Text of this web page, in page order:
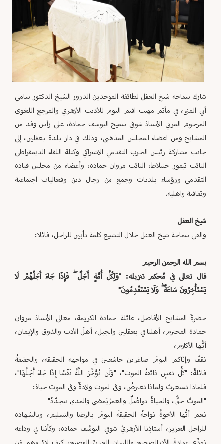
شارك سماحة شيخ العقل لطائفة الموحدين الدروز الشيخ الدكتور سامي
أبي المنى، في مأتم مهيب اقيم اليوم للأديب الأزهري والمرجع اللغوي
المرحوم المربي الأستاذ شوقي سميح اليوسف حمادة، على رأس وفد من
المشايخ ومن اعضاء المجلس المذهبي، وذلك في دار بلدة بعقلين، إلى
جانب مشاركة رئيس الحزب التقدمي الاشتراكي وكتلة اللقاء الديمقراطي
النائب تيمور جنبلاط، النائب مروان حمادة، وأعضاء من مجلس قيادة
التقدمي ورؤساء بلديات وجمع من رجال دين وفعاليات اجتماعية
وثقافية واهلية.
شيخ العقل
والقى سماحة شيخ العقل خلال التشييع كلمة تأبين للراحل، قائلا:
بسم الله الرحمن الرحيم
قال تعالى في مُحكم تنزيله: "وَلِكُلِّ أُمَّةٍ أَجَلٌ ۖ فَإِذَا جَاءَ أَجَلُهُمْ لَا
يَسْتَأْخِرُونَ سَاعَةً ۖ وَلَا يَسْتَقْدِمُونَ"
حضرةَ المشايخ الأفاضل، عائلة حمادة الكريمة، معالي الأستاذ مروان
حمادة المحترم، أهلنا في بعقلين والجبل، أهلَ الأدب والذوق والإيمان،
أيُّها الأكارم،
نقفُ وإيَّاكم اليومَ صاغرين خاشعين في مواجهة الحقيقة، والحقيقةُ
قائلةٌ: "كلُّ نفسٍ ذائقةُ الموت"، "وَلَن يُؤَخِّرَ اللَّهُ نَفْسًا إِذَا جَاءَ أَجَلُهَا"،
فلماذا نستغربُ ولماذا نعترضُ، وفي الموت ولادةٌ وفي الموت حياة:
"الموتُ حقٌّ، والحياةُ تواصُلٌ والعمرُيَمضي والمدى يتجدّدُ"
نعم أيُّها الأخوةُ نواجهُ الحقيقةَ اليومَ بالرضا والتسليم، وبالشهادة
للراحل العزيز، أستاذِنا الأزهريّ شوفي اليوسُف حمادة، وكأننا في وداعه